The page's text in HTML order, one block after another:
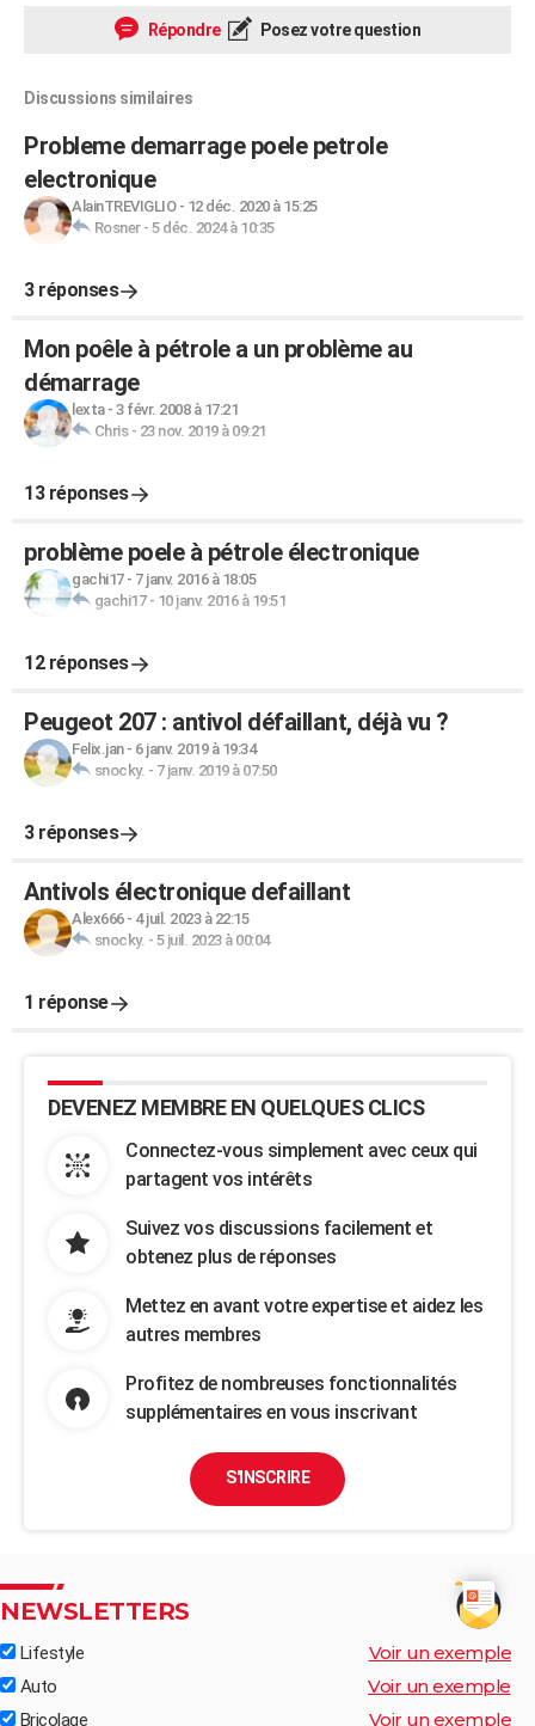
Répondre Posez votre question
Discussions similaires
Probleme demarrage poele petrole
electronique
AlainTREVIGLIO- 12 déc. 2020 à 15:25
Rosner- 5 déc. 2024 à 10:35
3 réponses
Mon poêle à pétrole a un problème au
démarrage
lexta- 3 févr. 2008 à 17:21
Chris- 23 nov. 2019 à 09:21
13 réponses
problème poele à pétrole électronique
gachi17- 7 janv. 2016 à 18:05
gachi17- 10 janv. 2016 à 19:51
12 réponses
Peugeot 207 : antivol défaillant, déjà vu ?
Felix.jan- 6 janv. 2019 à 19:34
snocky. - 7 janv. 2019 à 07:50
3 réponses
Antivols électronique defaillant
Alex666- 4 juil. 2023 à 22:15
snocky. - 5 juil. 2023 à 00:04
1 réponse
DEVENEZ MEMBRE EN QUELQUES CLICS
Connectez-vous simplement avec ceux qui
partagent vos intérêts
Suivez vos discussions facilement et
obtenez plus de réponses
Mettez en avant votre expertise et aidez les
autres membres
Profitez de nombreuses fonctionnalités
supplémentaires en vous inscrivant
S'INSCRIRE
NEWSLETTERS
Lifestyle Voir un exemple
Auto Voir un exemple
Bricolage Voir un exemple